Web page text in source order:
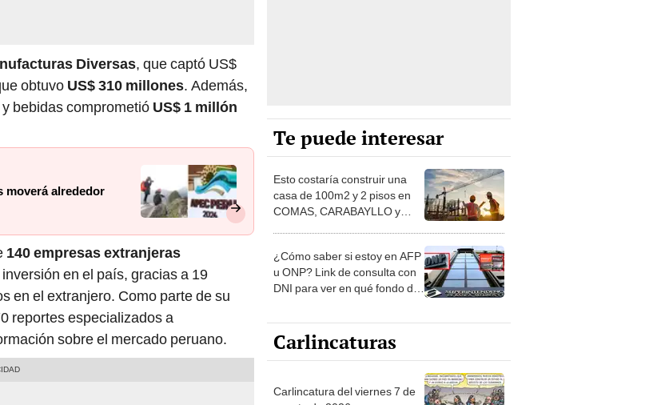
bebidas comprometióUS$ 1 millón
140 empresas extranjeras
en el país, gracias a 19
en el extranjero. Como parte de su
reportes especializados a
sobre el mercado peruano.
Esto costaría construir una
casa de 100m2 y 2 pisos en
COMAS, CARABAYLLO y
otros distritos de LIMA
NORTE
¿Cómo saber si estoy en AFP
u ONP? Link de consulta con
DNI para ver en qué fondo de
pensiones estás